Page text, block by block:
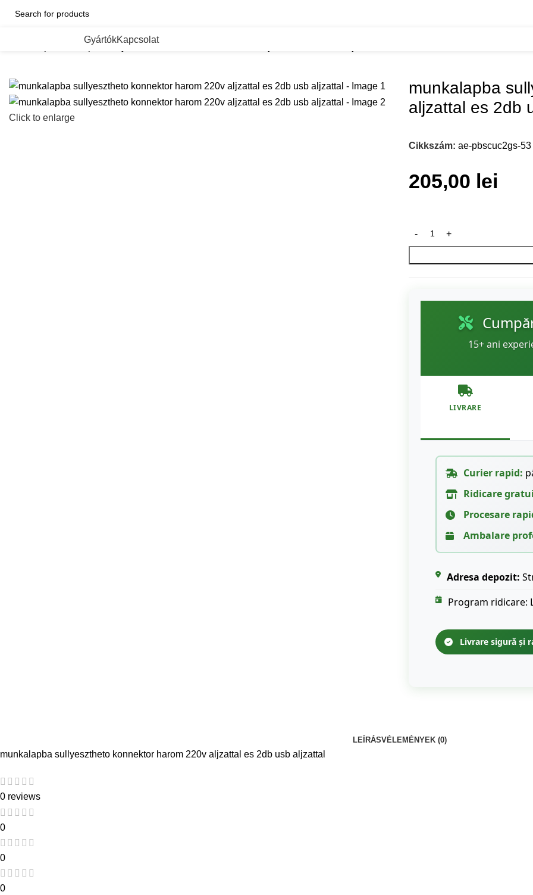
GyártókKapcsolat
munkalapba sullyesztheto konnektor harom 220v aljzattal es 2db usb aljzattal
Click to enlarge
munkalapba
aljzattal es 2db
Cikkszám: ae-pbscuc2gs-53
205,00 lei
15+ ani
LIVRARE
Curier rapid:
Ridicare
Procesare
Ambalare
Adresa depozit:
Program ridicare:
Livrare sigură și
LEÍRÁSVÉLEMÉNYEK (0)
munkalapba sullyesztheto konnektor harom 220v aljzattal es 2db usb aljzattal
0 reviews
0
0
0